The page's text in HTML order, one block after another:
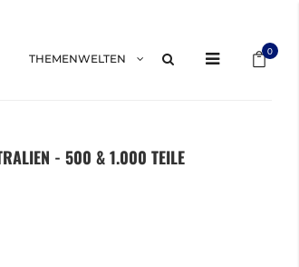
0
THEMENWELTEN
- 500 & 1.000 TEILE